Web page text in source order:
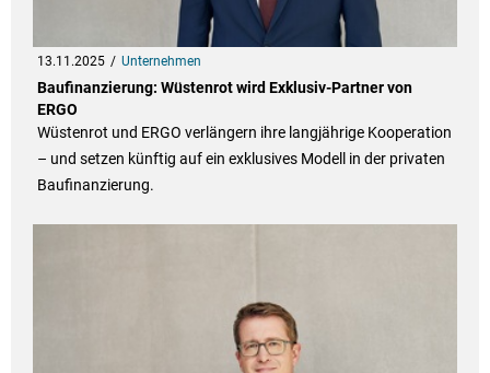
13.11.2025 Unternehmen
Baufinanzierung: Wüstenrot wird Exklusiv-Partner von
ERGO
Wüstenrot und ERGO verlängern ihre langjährige Kooperation
– und setzen künftig auf ein exklusives Modell in der privaten
Baufinanzierung.